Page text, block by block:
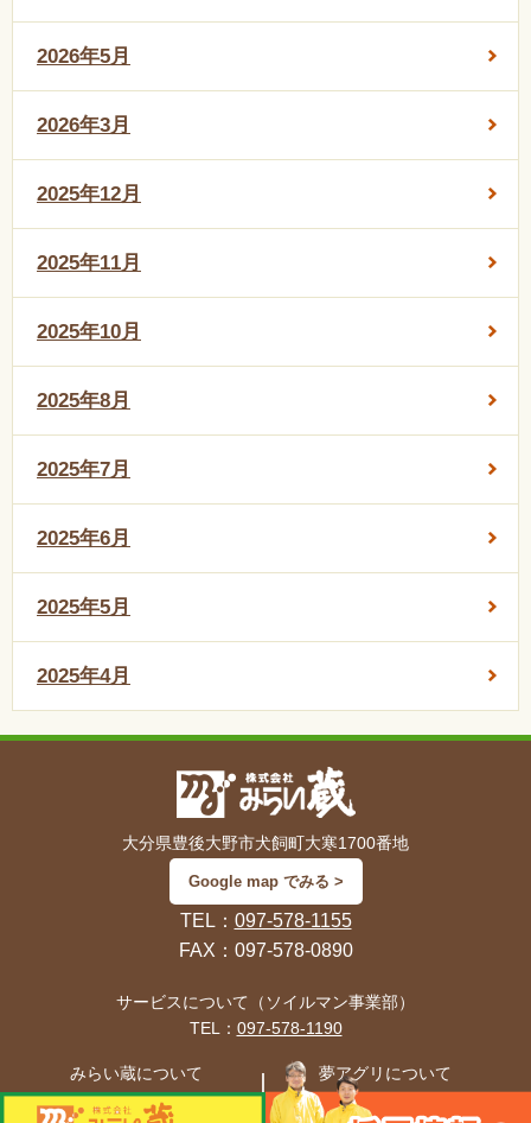
2026年5月
2026年3月
2025年12月
2025年11月
2025年10月
2025年8月
2025年7月
2025年6月
2025年5月
2025年4月
大分県豊後大野市犬飼町大寒1700番地
Google map でみる >
TEL： 097-578-1155
FAX：097-578-0890
サービスについて（ソイルマン事業部）
TEL： 097-578-1190
みらい蔵について
TEL：097-578-1155
夢アグリについて
TEL：097-578-1131